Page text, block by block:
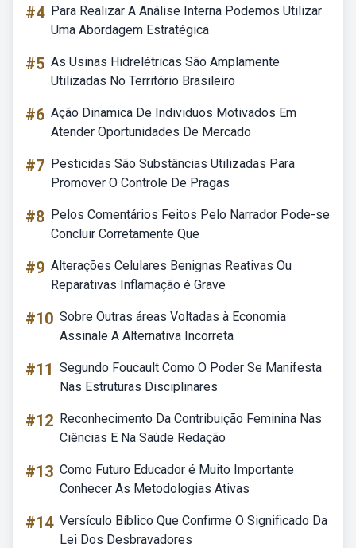
#4 Para Realizar A Análise Interna Podemos Utilizar
Uma Abordagem Estratégica
#5 As Usinas Hidrelétricas São Amplamente
Utilizadas No Território Brasileiro
#6 Ação Dinamica De Individuos Motivados Em
Atender Oportunidades De Mercado
#7 Pesticidas São Substâncias Utilizadas Para
Promover O Controle De Pragas
#8 Pelos Comentários Feitos Pelo Narrador Pode-se
Concluir Corretamente Que
#9 Alterações Celulares Benignas Reativas Ou
Reparativas Inflamação é Grave
#10 Sobre Outras áreas Voltadas à Economia
Assinale A Alternativa Incorreta
#11 Segundo Foucault Como O Poder Se Manifesta
Nas Estruturas Disciplinares
#12 Reconhecimento Da Contribuição Feminina Nas
Ciências E Na Saúde Redação
#13 Como Futuro Educador é Muito Importante
Conhecer As Metodologias Ativas
#14 Versículo Bíblico Que Confirme O Significado Da
Lei Dos Desbravadores